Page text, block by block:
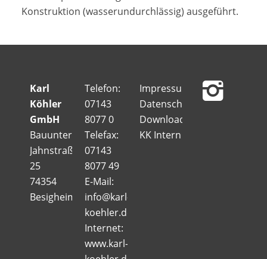
Konstruktion (wasserundurchlässig) ausgeführt.
Karl
Köhler
GmbH
Bauunternehmung
Jahnstraße
25
74354
Besigheim
Telefon:
07143
8077 0
Telefax:
07143
8077 49
E-Mail:
info@karl-
koehler.de
Internet:
www.karl-
Impressum
Datenschutz
Downloads
KK Intern